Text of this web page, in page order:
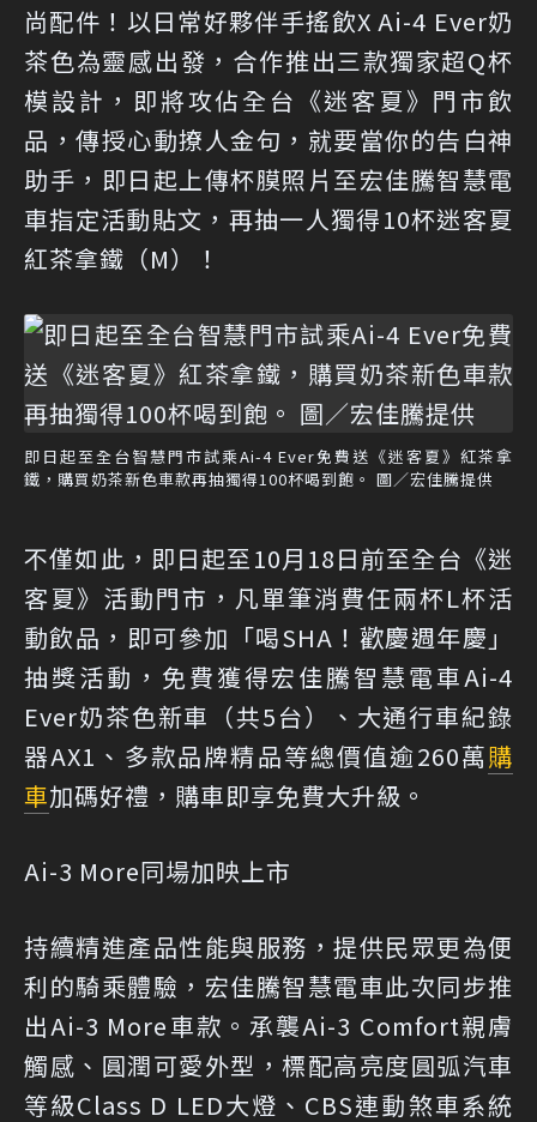
尚配件！以日常好夥伴手搖飲X Ai-4 Ever奶
茶色為靈感出發，合作推出三款獨家超Q杯
模設計，即將攻佔全台《迷客夏》門市飲
品，傳授心動撩人金句，就要當你的告白神
助手，即日起上傳杯膜照片至宏佳騰智慧電
車指定活動貼文，再抽一人獨得10杯迷客夏
紅茶拿鐵（M）！
即日起至全台智慧門市試乘Ai-4 Ever免費送《迷客夏》紅茶拿
鐵，購買奶茶新色車款再抽獨得100杯喝到飽。 圖／宏佳騰提供
不僅如此，即日起至10月18日前至全台《迷
客夏》活動門市，凡單筆消費任兩杯L杯活
動飲品，即可參加「喝SHA！歡慶週年慶」
抽獎活動，免費獲得宏佳騰智慧電車Ai-4
Ever奶茶色新車（共5台）、大通行車紀錄
器AX1、多款品牌精品等總價值逾260萬購
車加碼好禮，購車即享免費大升級。
Ai-3 More同場加映上市
持續精進產品性能與服務，提供民眾更為便
利的騎乘體驗，宏佳騰智慧電車此次同步推
出Ai-3 More車款。承襲Ai-3 Comfort親膚
觸感、圓潤可愛外型，標配高亮度圓弧汽車
等級Class D LED大燈、CBS連動煞車系統